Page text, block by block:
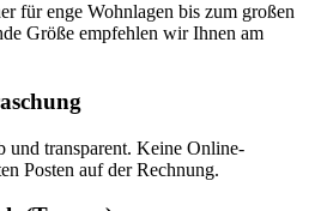
für enge Wohnlagen bis zum großen
Größe empfehlen wir Ihnen am
und transparent. Keine Online-
Posten auf der Rechnung.